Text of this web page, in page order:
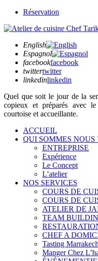
Réservation
English
Espagnol
facebookfacebook
twittertwitter
linkedinlinkedin
Quel que soitle jour de la
copieux et préparés avec
courtoise et accueillante.
ACCUEIL
QUI SOMMES NOUS
ENTREPRISE
Expérience
Le Concept
L’atelier
NOS SERVICES
COURS DE
COURS DE
ATELIER DE
TEAM
CHEF A
Tasting
Manger Chez